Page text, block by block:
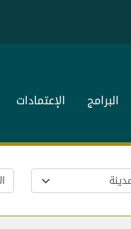
البرامج الإعتمادات